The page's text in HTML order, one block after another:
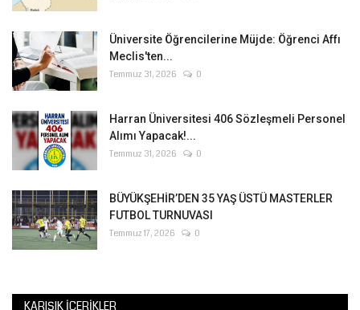
Üniversite Öğrencilerine Müjde: Öğrenci Affı
Meclis'ten...
Temmuz 31, 2026 0
Harran Üniversitesi 406 Sözleşmeli Personel
Alımı Yapacak!...
Temmuz 31, 2026 0
BÜYÜKŞEHİR’DEN 35 YAŞ ÜSTÜ MASTERLER
FUTBOL TURNUVASI
Temmuz 17, 2026 0
KARIŞIK İÇERIKLER